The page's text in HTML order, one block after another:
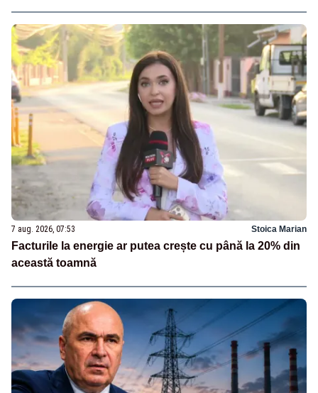
7 aug. 2026, 07:53 Stoica Marian
Facturile la energie ar putea crește cu până la 20% din
această toamnă